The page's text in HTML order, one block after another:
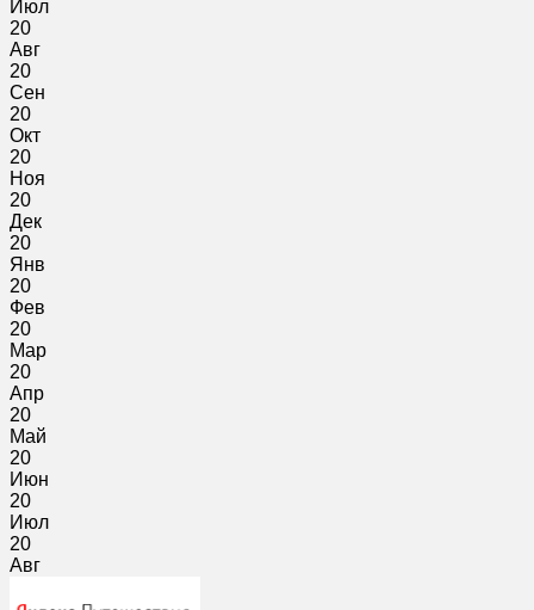
Июл
20
Авг
20
Сен
20
Окт
20
Ноя
20
Дек
20
Янв
20
Фев
20
Мар
20
Апр
20
Май
20
Июн
20
Июл
20
Авг